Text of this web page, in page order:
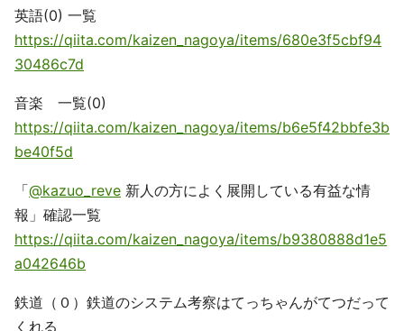
英語(0) 一覧
https://qiita.com/kaizen_nagoya/items/680e3f5cbf94
30486c7d
音楽 一覧(0)
https://qiita.com/kaizen_nagoya/items/b6e5f42bbfe3b
be40f5d
「@kazuo_reve 新人の方によく展開している有益な情
報」確認一覧
https://qiita.com/kaizen_nagoya/items/b9380888d1e5
a042646b
鉄道（０）鉄道のシステム考察はてっちゃんがてつだって
くれる